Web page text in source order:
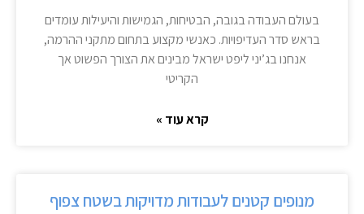
בעולם העבודה בגובה, הבטיחות, הגמישות והיעילות עומדים
בראש סדר העדיפויות. כאנשי מקצוע בתחום מתקני ההרמה,
אנחנו בג’יני ליפט ישראל מבינים את הצורך הפשוט אך
הקריטי
קרא עוד »
מנופים קטנים לעבודות מדויקות בשטח צפוף